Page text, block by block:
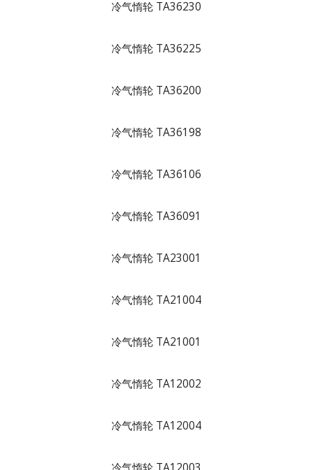
冷气惰轮 TA36230
冷气惰轮 TA36225
冷气惰轮 TA36200
冷气惰轮 TA36198
冷气惰轮 TA36106
冷气惰轮 TA36091
冷气惰轮 TA23001
冷气惰轮 TA21004
冷气惰轮 TA21001
冷气惰轮 TA12002
冷气惰轮 TA12004